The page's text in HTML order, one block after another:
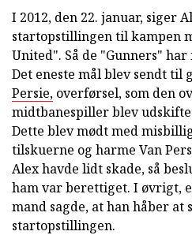
I 2012, den 22. januar, siger
startopstillingen til kampen
United". Så de "Gunners"
Det eneste mål blev sendt til
Persie, overførsel, som den
midtbanespiller blev
Dette blev mødt med
tilskuerne og harme Van
Alex havde lidt skade, så
ham var berettiget. I øvrigt,
mand sagde, at han håber at
startopstillingen.